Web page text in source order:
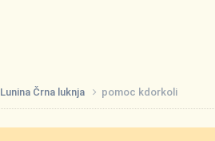
Lunina Črna luknja pomoc kdorkoli